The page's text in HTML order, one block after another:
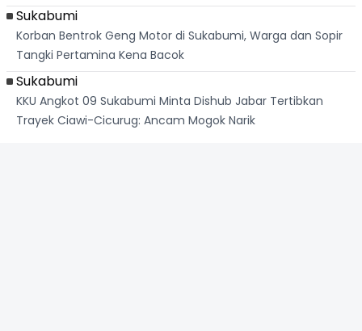
Sukabumi
Korban Bentrok Geng Motor di Sukabumi, Warga dan Sopir
Tangki Pertamina Kena Bacok
Sukabumi
KKU Angkot 09 Sukabumi Minta Dishub Jabar Tertibkan
Trayek Ciawi-Cicurug: Ancam Mogok Narik